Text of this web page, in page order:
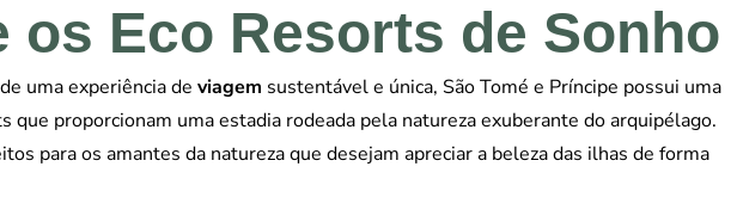
os Eco Resorts de Sonho
uma experiência de viagem sustentável e única, São Tomé e Príncipe possui uma
que proporcionam uma estadia rodeada pela natureza exuberante do arquipélago.
para os amantes da natureza que desejam apreciar a beleza das ilhas de forma